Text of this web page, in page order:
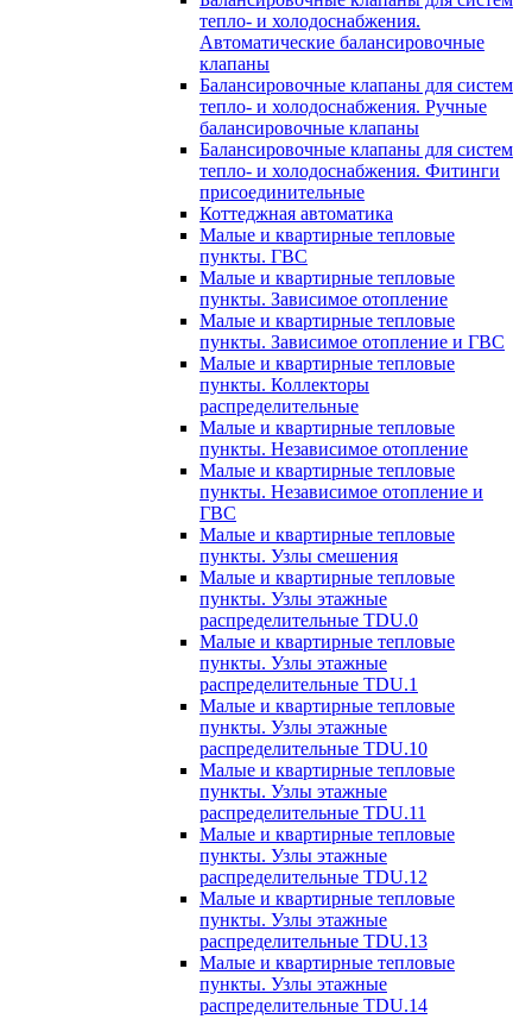
тепло- и холодоснабжения.
Автоматические балансировочные
клапаны
Балансировочные клапаны для систем
тепло- и холодоснабжения. Ручные
балансировочные клапаны
Балансировочные клапаны для систем
тепло- и холодоснабжения. Фитинги
присоединительные
Коттеджная автоматика
Малые и квартирные тепловые
пункты. ГВС
Малые и квартирные тепловые
пункты. Зависимое отопление
Малые и квартирные тепловые
пункты. Зависимое отопление и ГВС
Малые и квартирные тепловые
пункты. Коллекторы
распределительные
Малые и квартирные тепловые
пункты. Независимое отопление
Малые и квартирные тепловые
пункты. Независимое отопление и
ГВС
Малые и квартирные тепловые
пункты. Узлы смешения
Малые и квартирные тепловые
пункты. Узлы этажные
распределительные TDU.0
Малые и квартирные тепловые
пункты. Узлы этажные
распределительные TDU.1
Малые и квартирные тепловые
пункты. Узлы этажные
распределительные TDU.10
Малые и квартирные тепловые
пункты. Узлы этажные
распределительные TDU.11
Малые и квартирные тепловые
пункты. Узлы этажные
распределительные TDU.12
Малые и квартирные тепловые
пункты. Узлы этажные
распределительные TDU.13
Малые и квартирные тепловые
пункты. Узлы этажные
распределительные TDU.14